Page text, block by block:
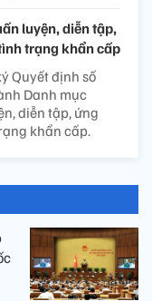
luyện, diễn tập,
trạng khẩn cấp
Quyết định số
Danh mục
diễn tập, ứng
khẩn cấp.